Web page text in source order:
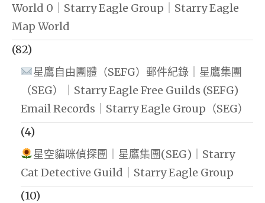
World 0｜Starry Eagle Group｜Starry Eagle
Map World
(82)
星鷹自由團體（SEFG）郵件紀錄｜星鷹集團
（SEG）｜Starry Eagle Free Guilds (SEFG)
Email Records｜Starry Eagle Group（SEG）
(4)
星空貓咪偵探團｜星鷹集團(SEG)｜Starry
Cat Detective Guild｜Starry Eagle Group
(10)